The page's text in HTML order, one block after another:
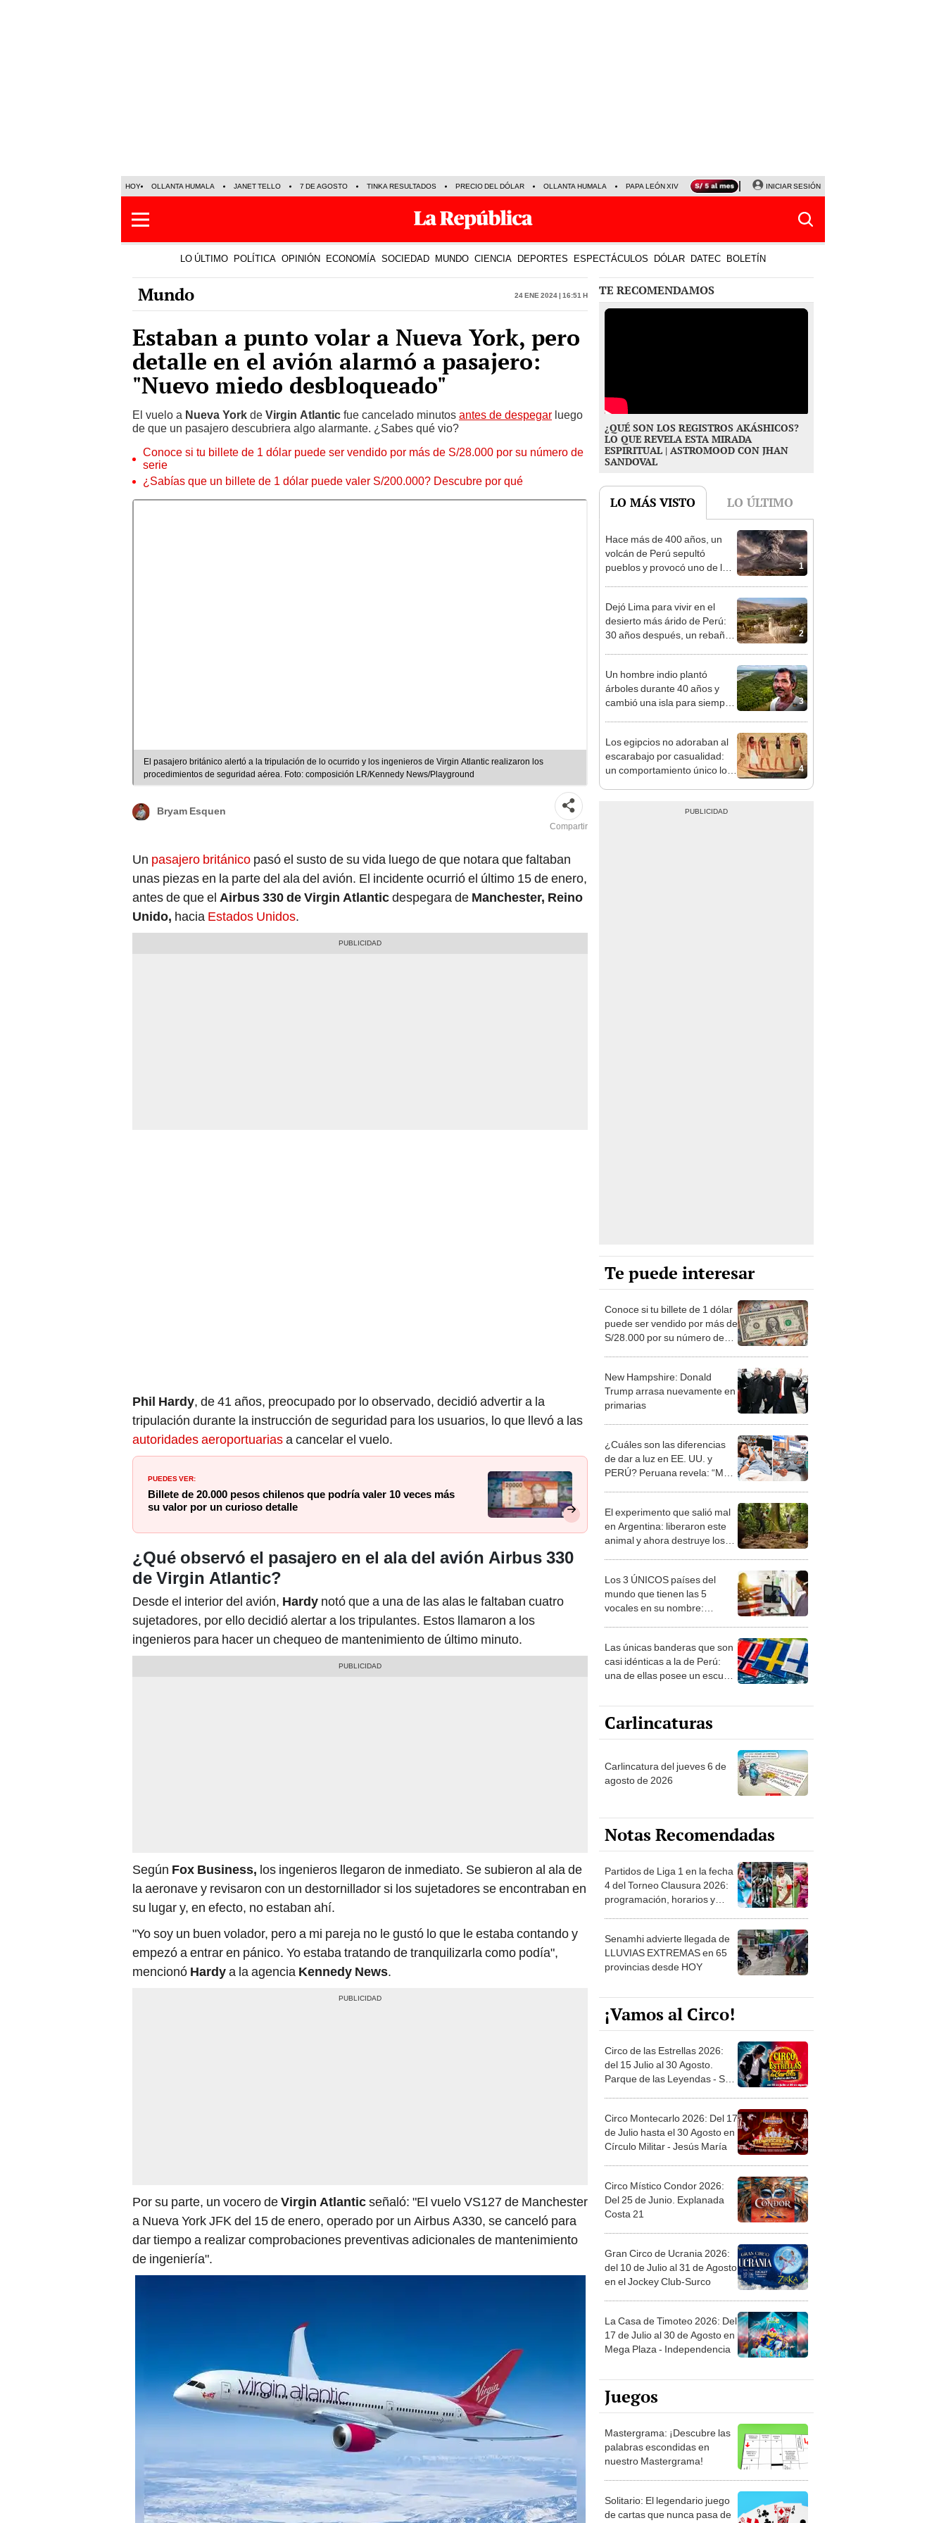
HOY OLLANTA HUMALA JANET TELLO 7 DE AGOSTO TINKA RESULTADOS PRECIO DEL DÓLAR OLLANTA HUMALA PAPA LEÓN XIV NALDY SALDAÑA LA BELLA LUZ
INICIAR SESIÓN
LO ÚLTIMO POLÍTICA OPINIÓN ECONOMÍA SOCIEDAD MUNDO CIENCIA DEPORTES ESPECTÁCULOS DÓLAR DATEC BOLETÍN
Mundo 24 Ene 2024 | 16:51 h
Estaban a punto volar a Nueva York, pero
detalle en el avión alarmó a pasajero:
"Nuevo miedo desbloqueado"
El vuelo a Nueva York de Virgin Atlantic fue cancelado minutos antes de despegar luego
de que un pasajero descubriera algo alarmante. ¿Sabes qué vio?
Conoce si tu billete de 1 dólar puede ser vendido por más de S/28.000 por su número de
serie
¿Sabías que un billete de 1 dólar puede valer S/200.000? Descubre por qué
El pasajero británico alertó a la tripulación de lo ocurrido y los ingenieros de Virgin Atlantic realizaron los
procedimientos de seguridad aérea. Foto: composición LR/Kennedy News/Playground
Bryam Esquen
Compartir
Un pasajero británico pasó el susto de su vida luego de que notara que faltaban
unas piezas en la parte del ala del avión. El incidente ocurrió el último 15 de enero,
antes de que el Airbus 330 de Virgin Atlanticdespegara de Manchester, Reino
Unido, hacia Estados Unidos.
Phil Hardy, de 41 años, preocupado por lo observado, decidió advertir a la
tripulación durante la instrucción de seguridad para los usuarios, lo que llevó a las
autoridades aeroportuariasa cancelar el vuelo.
PUEDES VER:
Billete de 20.000 pesos chilenos que podría valer 10 veces más
su valor por un curioso detalle
¿Qué observó el pasajero en el ala del avión Airbus 330
de Virgin Atlantic?
Desde el interior del avión, Hardy notó que a una de las alas le faltaban cuatro
sujetadores, por ello decidió alertar a los tripulantes. Estos llamaron a los
ingenieros para hacer un chequeo de mantenimiento de último minuto.
Según Fox Business, los ingenieros llegaron de inmediato. Se subieron al ala de
la aeronave y revisaron con un destornillador si los sujetadores se encontraban en
su lugar y, en efecto, no estaban ahí.
"Yo soy un buen volador, pero a mi pareja no le gustó lo que le estaba contando y
empezó a entrar en pánico. Yo estaba tratando de tranquilizarla como podía",
mencionó Hardya la agencia Kennedy News.
Por su parte, un vocero deVirgin Atlanticseñaló: "El vuelo VS127 de Manchester
a Nueva York JFK del 15 de enero, operado por un Airbus A330, se canceló para
dar tiempo a realizar comprobaciones preventivas adicionales de mantenimiento
de ingeniería".
TE RECOMENDAMOS
¿QUÉ SON LOS REGISTROS AKÁSHICOS?
LO QUE REVELA ESTA MIRADA
ESPIRITUAL | ASTROMOOD CON JHAN
SANDOVAL
LO MÁS VISTO LO ÚLTIMO
1
Hace más de 400 años, un
volcán de Perú sepultó
pueblos y provocó uno de los
2
Dejó Lima para vivir en el
desierto más árido de Perú:
30 años después, un rebaño
3
Un hombre indio plantó
árboles durante 40 años y
cambió una isla para siempre:
Leyendas de Perú
4
Los egipcios no adoraban al
escarabajo por casualidad:
un comportamiento único lo
Te puede interesar
Conoce si tu billete de 1 dólar
puede ser vendido por más de
S/28.000 por su número de
New Hampshire: Donald
Trump arrasa nuevamente en
primarias
¿Cuáles son las diferencias
de dar a luz en EE. UU. y
PERÚ? Peruana revela: “Me
El experimento que salió mal
en Argentina: liberaron este
animal y ahora destruye los
Los 3 ÚNICOS países del
mundo que tienen las 5
vocales en su nombre:
Las únicas banderas que son
casi idénticas a la de Perú:
una de ellas posee un escudo
Carlincaturas
Carlincatura del jueves 6 de
agosto de 2026
Notas Recomendadas
Partidos de Liga 1 en la fecha
4 del Torneo Clausura 2026:
programación, horarios y
Senamhi advierte llegada de
LLUVIAS EXTREMAS en 65
provincias desde HOY
¡Vamos al Circo!
Circo de las Estrellas 2026:
del 15 Julio al 30 Agosto.
Parque de las Leyendas - San
Circo Montecarlo 2026: Del 17
de Julio hasta el 30 Agosto en
Círculo Militar - Jesús María
Circo Místico Condor 2026:
Del 25 de Junio. Explanada
Costa 21
Gran Circo de Ucrania 2026:
del 10 de Julio al 31 de Agosto
en el Jockey Club-Surco
La Casa de Timoteo 2026: Del
17 de Julio al 30 de Agosto en
Mega Plaza - Independencia
Juegos
Mastergrama: ¡Descubre las
palabras escondidas en
nuestro Mastergrama!
Solitario: El legendario juego
de cartas que nunca pasa de